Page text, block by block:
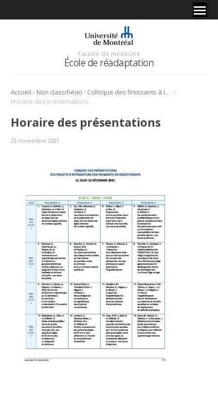
Faculté de médecine
École de réadaptation
Accueil / Non classifié(e)/ Colloque des finissants à la Maîtrise en ergothérapie /
Horaire des présentations
Horaire des présentations
23 novembre 2021